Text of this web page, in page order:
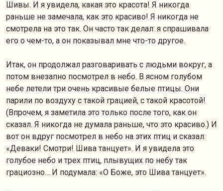
Шивы. И я увидела, какая это красота! Я никогда
раньше не замечала, как это красиво! Я никогда не
смотрела на это так. Он часто так делал: я спрашивала
его о чем-то, а он показывал мне что-то другое.
Итак, он продолжал разговаривать с людьми вокруг, а
потом внезапно посмотрел в небо. В ясном голубом
небе летели три очень красивые белые птицы. Они
парили по воздуху с такой грацией, с такой красотой!
(Впрочем, я заметила это только после того, как он
сказал. Я никогда не думала раньше, что это красиво.) И
вот он вдруг посмотрел в небо на этих птиц и сказал:
«Деваки! Смотри! Шива танцует». И я увидела это
голубое небо и трех птиц, плывущих по небу так
грациозно… И подумала: «О Боже, это Шива танцует».